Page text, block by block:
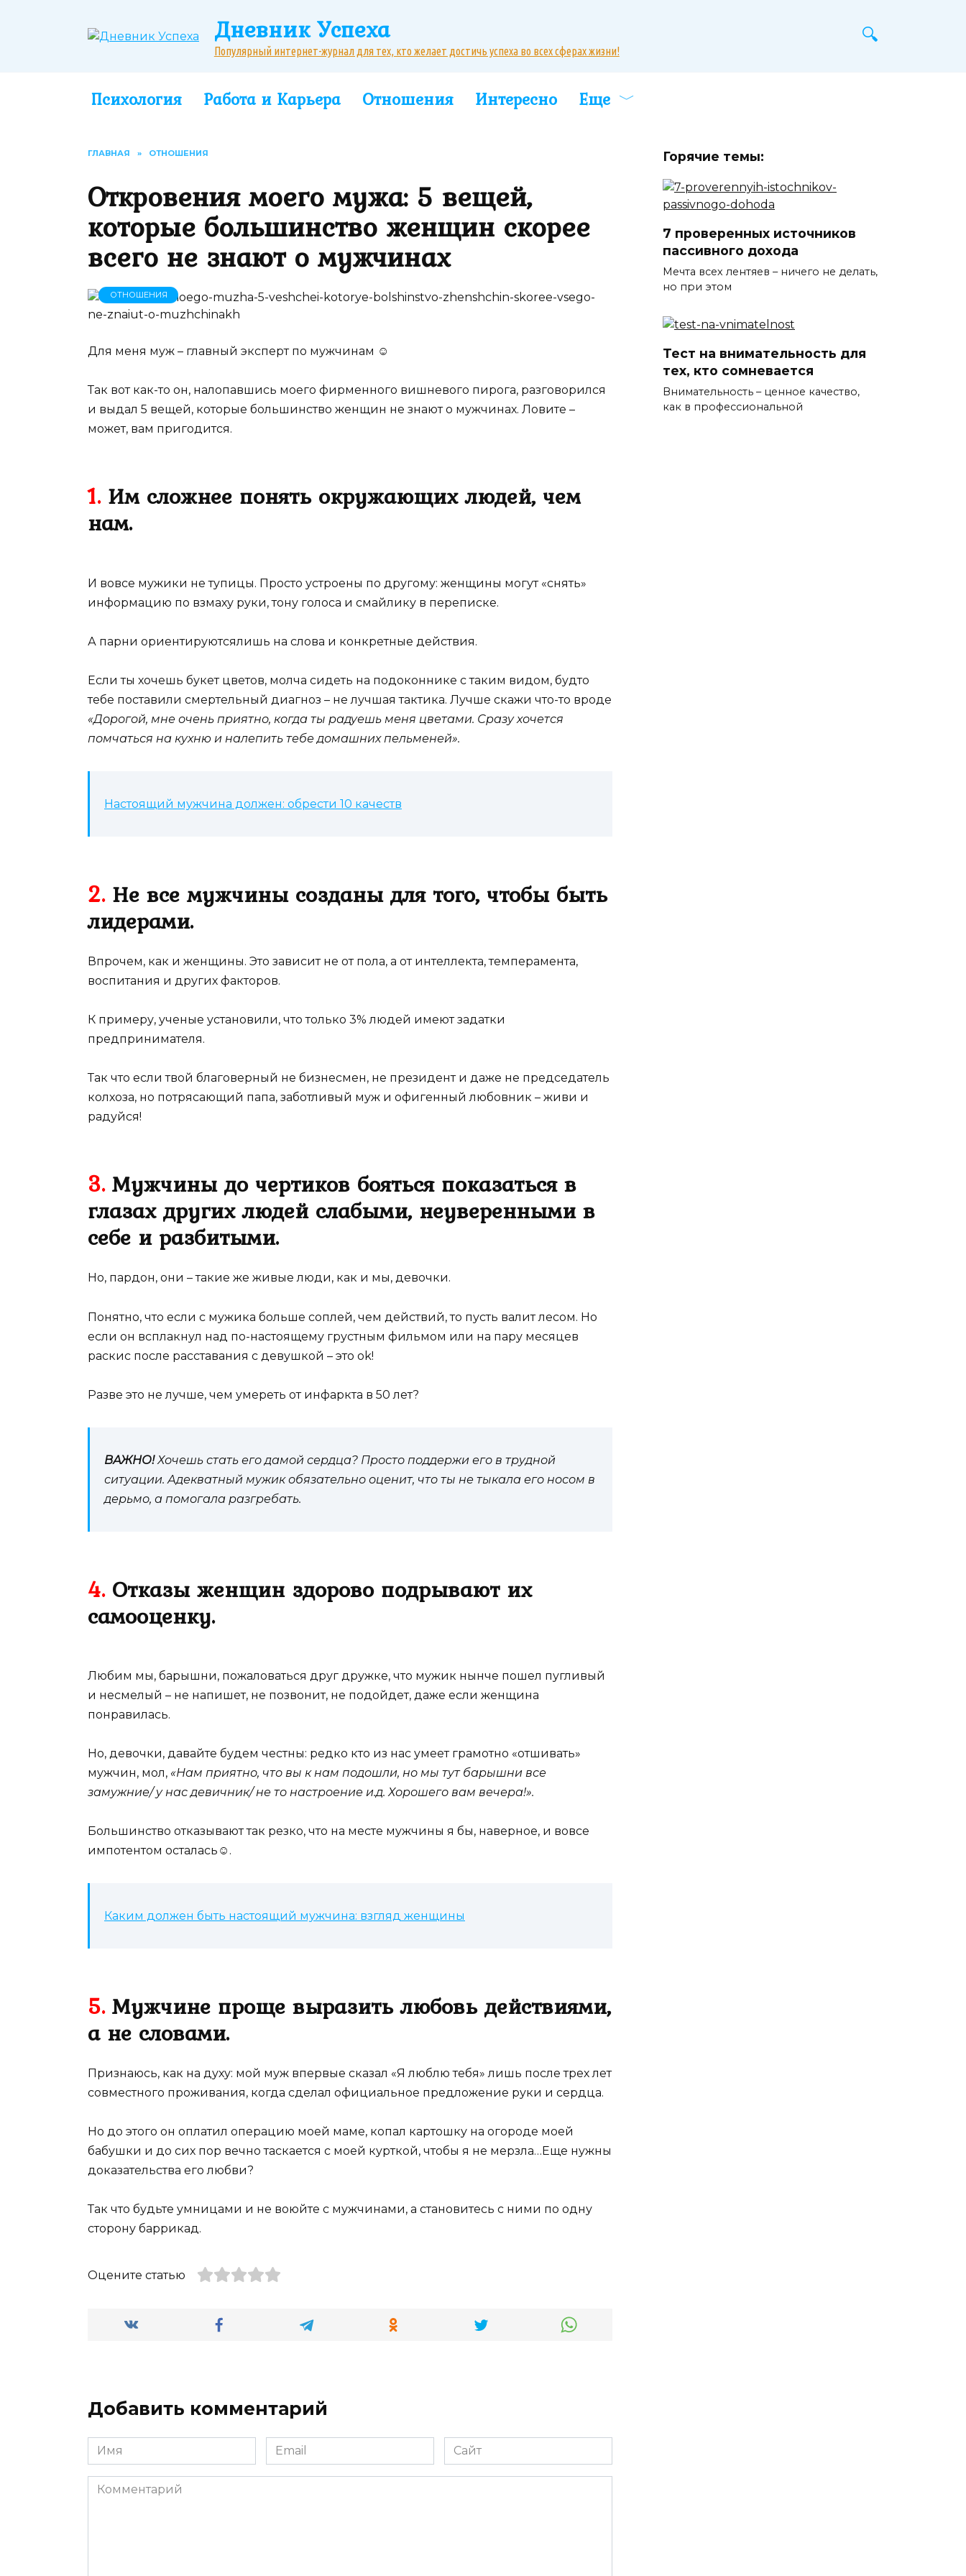
Дневник Успеха
Популярный интернет-журнал для тех, кто желает достичь успеха во всех сферах жизни!
Психология Работа и Карьера Отношения Интересно Еще
ГЛАВНАЯ » ОТНОШЕНИЯ
Откровения моего мужа: 5 вещей,
которые большинство женщин скорее
всего не знают о мужчинах
ОТНОШЕНИЯ
Для меня муж – главный эксперт по мужчинам ☺
Так вот как-то он, налопавшись моего фирменного вишневого пирога, разговорился
и выдал 5 вещей, которые большинство женщин не знают о мужчинах. Ловите –
может, вам пригодится.
1.Им сложнее понять окружающих людей, чем
нам.
И вовсе мужики не тупицы. Просто устроены по другому: женщины могут «снять»
информацию по взмаху руки, тону голоса и смайлику в переписке.
А парни ориентируютсялишь на слова и конкретные действия.
Если ты хочешь букет цветов, молча сидеть на подоконнике с таким видом, будто
тебе поставили смертельный диагноз – не лучшая тактика. Лучше скажи что-то вроде
«Дорогой, мне очень приятно, когда ты радуешь меня цветами. Сразу хочется
помчаться на кухню и налепить тебе домашних пельменей».
Настоящий мужчина должен: обрести 10 качеств
2.Не все мужчины созданы для того, чтобы быть
лидерами.
Впрочем, как и женщины. Это зависит не от пола, а от интеллекта, темперамента,
воспитания и других факторов.
К примеру, ученые установили, что только 3% людей имеют задатки
предпринимателя.
Так что если твой благоверный не бизнесмен, не президент и даже не председатель
колхоза, но потрясающий папа, заботливый муж и офигенный любовник – живи и
радуйся!
3.Мужчины до чертиков бояться показаться в
глазах других людей слабыми, неуверенными в
себе и разбитыми.
Но, пардон, они – такие же живые люди, как и мы, девочки.
Понятно, что если с мужика больше соплей, чем действий, то пусть валит лесом. Но
если он всплакнул над по-настоящему грустным фильмом или на пару месяцев
раскис после расставания с девушкой – это оk!
Разве это не лучше, чем умереть от инфаркта в 50 лет?
ВАЖНО!Хочешь стать его дамой сердца? Просто поддержи его в трудной
ситуации. Адекватный мужик обязательно оценит, что ты не тыкала его носом в
дерьмо, а помогала разгребать.
4.Отказы женщин здорово подрывают их
самооценку.
Любим мы, барышни, пожаловаться друг дружке, что мужик нынче пошел пугливый
и несмелый – не напишет, не позвонит, не подойдет, даже если женщина
понравилась.
Но, девочки, давайте будем честны: редко кто из нас умеет грамотно «отшивать»
мужчин, мол, «Нам приятно, что вы к нам подошли, но мы тут барышни все
замужние/ у нас девичник/ не то настроение и.д. Хорошего вам вечера!».
Большинство отказывают так резко, что на месте мужчины я бы, наверное, и вовсе
импотентом осталась☺.
Каким должен быть настоящий мужчина: взгляд женщины
5.Мужчине проще выразить любовь действиями,
а не словами.
Признаюсь, как на духу: мой муж впервые сказал «Я люблю тебя» лишь после трех лет
совместного проживания, когда сделал официальное предложение руки и сердца.
Но до этого он оплатил операцию моей маме, копал картошку на огороде моей
бабушки и до сих пор вечно таскается с моей курткой, чтобы я не мерзла…Еще нужны
доказательства его любви?
Так что будьте умницами и не воюйте с мужчинами, а становитесь с ними по одну
сторону баррикад.
Оцените статью
Добавить комментарий
Имя
*
Email
*
Сайт
Комментарий
Горячие темы:
7 проверенных источников
пассивного дохода
Мечта всех лентяев – ничего не делать,
но при этом
Тест на внимательность для
тех, кто сомневается
Внимательность – ценное качество,
как в профессиональной